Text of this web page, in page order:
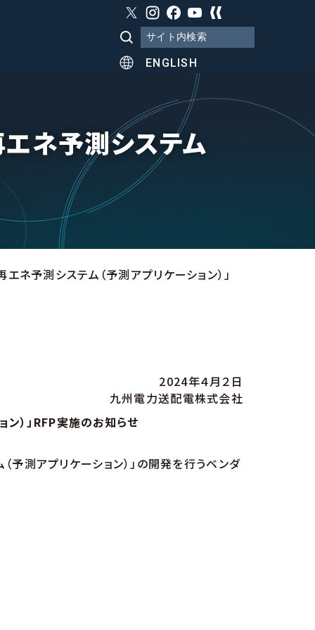
ENGLISH
ネ予測システム
ネ予測システム（予測アプリケーション）」
2024年４月２日
九州電力送配電株式会社
）」RFP実施のお知らせ
測アプリケーション）」の開発を行うベンダ